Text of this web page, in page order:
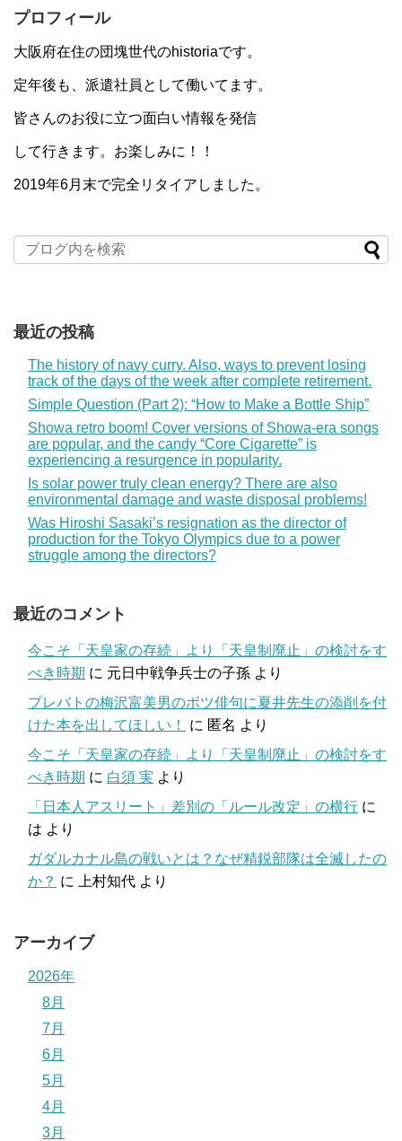
プロフィール
大阪府在住の団塊世代のhistoriaです。
定年後も、派遣社員として働いてます。
皆さんのお役に立つ面白い情報を発信
して行きます。お楽しみに！！
2019年6月末で完全リタイアしました。
最近の投稿
The history of navy curry. Also, ways to prevent losing
track of the days of the week after complete retirement.
Simple Question (Part 2): “How to Make a Bottle Ship”
Showa retro boom! Cover versions of Showa-era songs
are popular, and the candy “Core Cigarette” is
experiencing a resurgence in popularity.
Is solar power truly clean energy? There are also
environmental damage and waste disposal problems!
Was Hiroshi Sasaki’s resignation as the director of
production for the Tokyo Olympics due to a power
struggle among the directors?
最近のコメント
今こそ「天皇家の存続」より「天皇制廃止」の検討をす
べき時期 に 元日中戦争兵士の子孫 より
プレバトの梅沢富美男のボツ俳句に夏井先生の添削を付
けた本を出してほしい！
に 匿名 より
今こそ「天皇家の存続」より「天皇制廃止」の検討をす
べき時期 に 白須 実 より
「日本人アスリート」差別の「ルール改定」の横行 に
は より
ガダルカナル島の戦いとは？なぜ精鋭部隊は全滅したの
か？ に 上村知代 より
アーカイブ
2026年
8月
7月
6月
5月
4月
3月